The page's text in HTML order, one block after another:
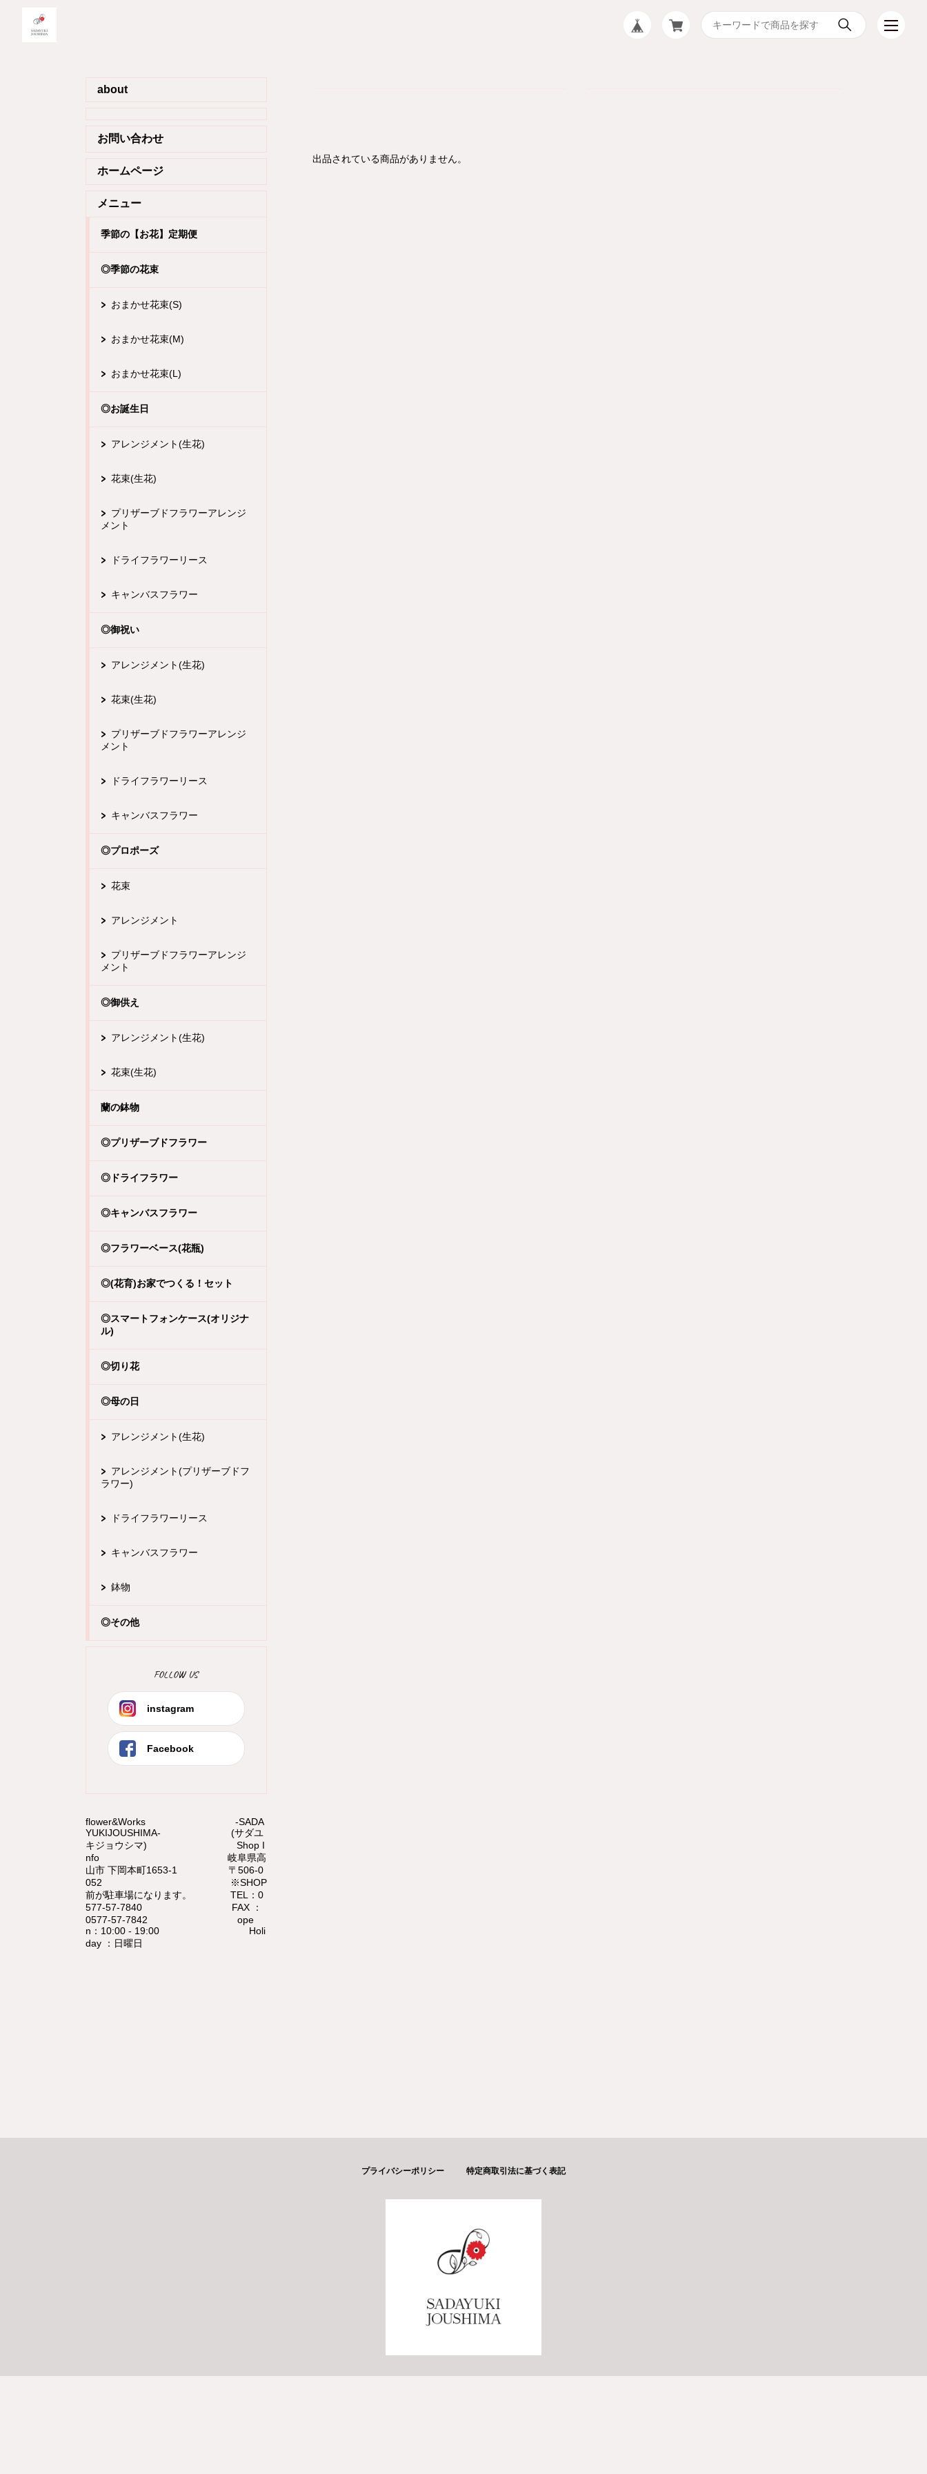
about
お問い合わせ
ホームページ
メニュー
季節の【お花】定期便
◎季節の花束
おまかせ花束(S)
おまかせ花束(M)
おまかせ花束(L)
◎お誕生日
アレンジメント(生花)
花束(生花)
プリザーブドフラワーアレンジ
メント
ドライフラワーリース
キャンバスフラワー
◎御祝い
アレンジメント(生花)
花束(生花)
プリザーブドフラワーアレンジ
メント
ドライフラワーリース
キャンバスフラワー
◎プロポーズ
花束
アレンジメント
プリザーブドフラワーアレンジ
メント
◎御供え
アレンジメント(生花)
花束(生花)
蘭の鉢物
◎プリザーブドフラワー
◎ドライフラワー
◎キャンバスフラワー
◎フラワーベース(花瓶)
◎(花育)お家でつくる！セット
◎スマートフォンケース(オリジナ
ル)
◎切り花
◎母の日
アレンジメント(生花)
アレンジメント(プリザーブドフ
ラワー)
ドライフラワーリース
キャンバスフラワー
鉢物
◎その他
FOLLOW US
instagram
Facebook
flower&Works -SADA
YUKIJOUSHIMA- (サダユ
キジョウシマ) Shop I
nfo 岐阜県高
山市 下岡本町1653-1 〒506-0
052 ※SHOP
前が駐車場になります。 ​ TEL：0
577-57-7840 FAX ：
0577-57-7842 ope
n：10:00 - 19:00 Holi
day ：日曜日
出品されている商品がありません。
プライバシーポリシー 特定商取引法に基づく表記